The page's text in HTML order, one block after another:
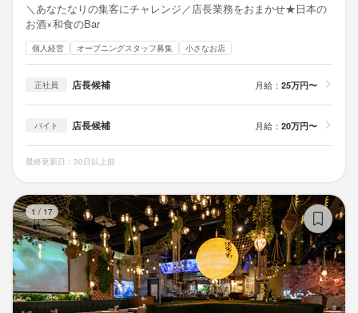
＼あなたなりの集客にチャレンジ／店長業務をおまかせ★日本の
お酒×和食のBar
個人経営 オープニングスタッフ募集 小さなお店
正社員 店長候補 月給： 25万円〜
バイト 店長候補 月給： 20万円〜
最終更新日：30日以上前
1 / 17